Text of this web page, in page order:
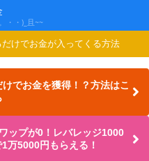
・・)_且~~
だけでお金が入ってくる方法
でお金を獲得！？方法はこ
ップが0！レバレッジ1000
万5000円もらえる！